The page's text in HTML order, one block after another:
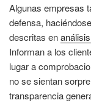
Algunas empresas
defensa,
descritas en
Informan a los
lugar a
no se sientan
transparencia